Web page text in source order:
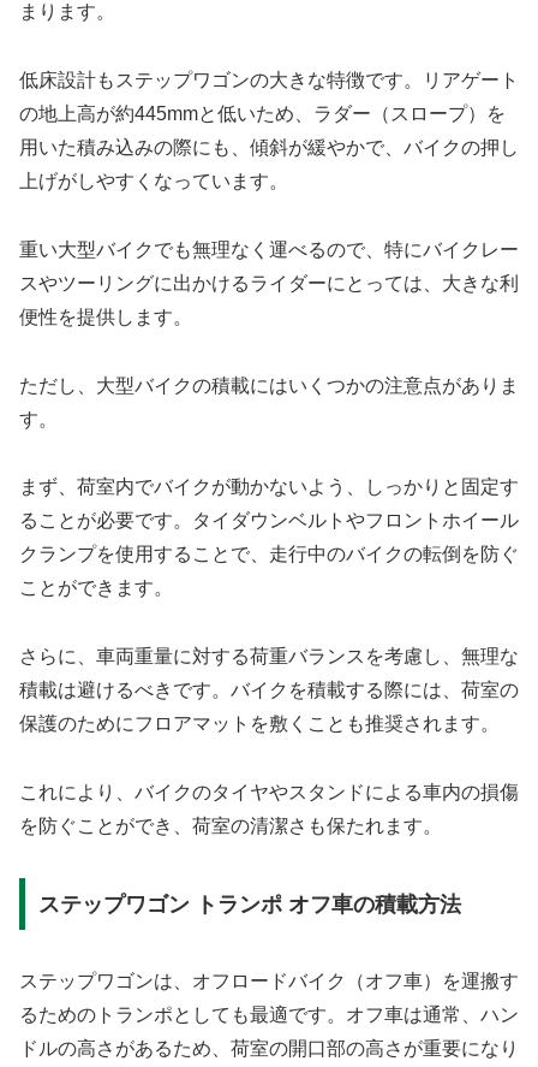
まります。
低床設計もステップワゴンの大きな特徴です。リアゲート
の地上高が約445mmと低いため、ラダー（スロープ）を
用いた積み込みの際にも、傾斜が緩やかで、バイクの押し
上げがしやすくなっています。
重い大型バイクでも無理なく運べるので、特にバイクレー
スやツーリングに出かけるライダーにとっては、大きな利
便性を提供します。
ただし、大型バイクの積載にはいくつかの注意点がありま
す。
まず、荷室内でバイクが動かないよう、しっかりと固定す
ることが必要です。タイダウンベルトやフロントホイール
クランプを使用することで、走行中のバイクの転倒を防ぐ
ことができます。
さらに、車両重量に対する荷重バランスを考慮し、無理な
積載は避けるべきです。バイクを積載する際には、荷室の
保護のためにフロアマットを敷くことも推奨されます。
これにより、バイクのタイヤやスタンドによる車内の損傷
を防ぐことができ、荷室の清潔さも保たれます。
ステップワゴン トランポ オフ車の積載方法
ステップワゴンは、オフロードバイク（オフ車）を運搬す
るためのトランポとしても最適です。オフ車は通常、ハン
ドルの高さがあるため、荷室の開口部の高さが重要になり